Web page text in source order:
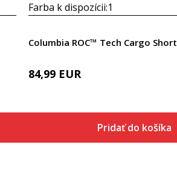
Farba k dispozícii:1
Columbia ROC™ Tech Cargo Short
84,99 EUR
Pridať do košíka